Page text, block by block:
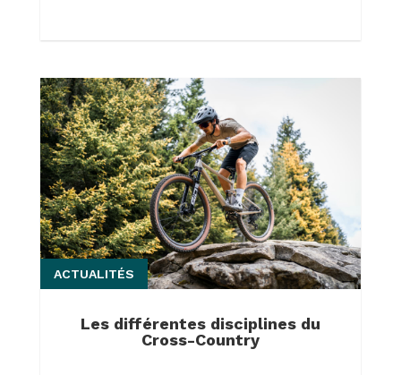
Les différentes disciplines du
Cross-Country
ACTUALITÉS